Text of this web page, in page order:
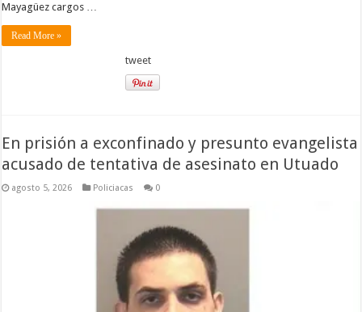
Mayagüez cargos …
Read More »
tweet
En prisión a exconfinado y presunto evangelista
acusado de tentativa de asesinato en Utuado
agosto 5, 2026 Policiacas 0